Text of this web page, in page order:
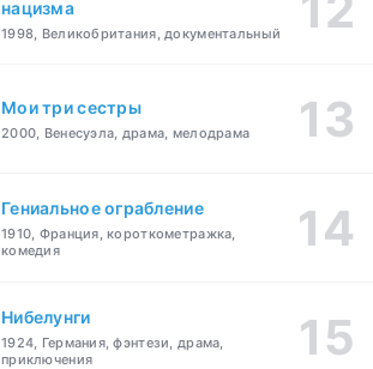
нацизма
1998, Великобритания, документальный
Мои три сестры
2000, Венесуэла, драма, мелодрама
Гениальное ограбление
1910, Франция, короткометражка,
комедия
Нибелунги
1924, Германия, фэнтези, драма,
приключения